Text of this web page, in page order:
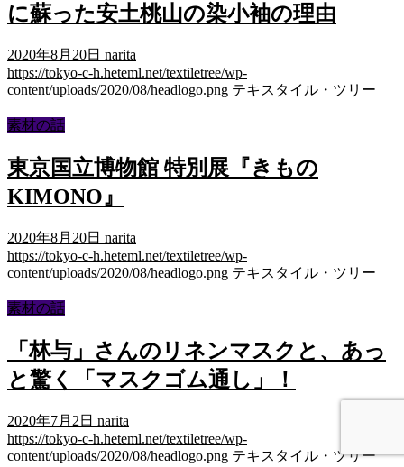
に蘇った安土桃山の染小袖の理由
2020年8月20日 narita
https://tokyo-c-h.heteml.net/textiletree/wp-
content/uploads/2020/08/headlogo.png テキスタイル・ツリー
素材の話
東京国立博物館 特別展『きもの
KIMONO』
2020年8月20日 narita
https://tokyo-c-h.heteml.net/textiletree/wp-
content/uploads/2020/08/headlogo.png テキスタイル・ツリー
素材の話
「林与」さんのリネンマスクと、あっ
と驚く「マスクゴム通し」！
2020年7月2日 narita
https://tokyo-c-h.heteml.net/textiletree/wp-
content/uploads/2020/08/headlogo.png テキスタイル・ツリー